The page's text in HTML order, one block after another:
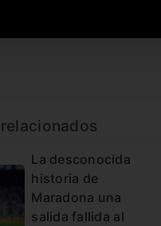
La desconocida
historia de
Maradona una
salida fallida al